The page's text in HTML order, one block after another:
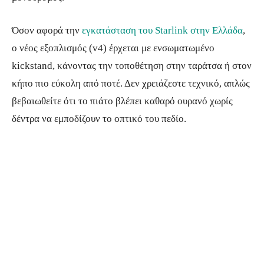
Όσον αφορά την εγκατάσταση του Starlink στην Ελλάδα,
ο νέος εξοπλισμός (v4) έρχεται με ενσωματωμένο
kickstand, κάνοντας την τοποθέτηση στην ταράτσα ή στον
κήπο πιο εύκολη από ποτέ. Δεν χρειάζεστε τεχνικό, απλώς
βεβαιωθείτε ότι το πιάτο βλέπει καθαρό ουρανό χωρίς
δέντρα να εμποδίζουν το οπτικό του πεδίο.